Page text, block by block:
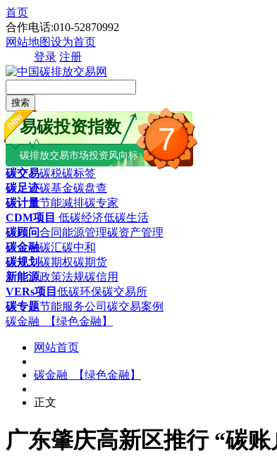
首页
合作电话:010-52870992
网站地图设为首页
登录 注册
搜索
7
易碳投资指数
碳排放交易市场投资风向标
碳交易碳税碳标签
碳足迹碳基金碳盘查
碳计量节能减排碳专家
CDM项目 低碳经济低碳生活
碳顾问合同能源管理碳资产管理
碳金融碳汇碳中和
碳规划碳期权碳期货
新能源政策法规碳信用
VERs项目 低碳环保碳交易所
碳专题节能服务公司 碳交易案例
碳金融_【绿色金融】
网站首页
碳金融_【绿色金融】
正文
广东肇庆高新区推行 “碳